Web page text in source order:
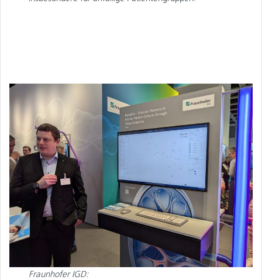
Fraunhofer IGD: